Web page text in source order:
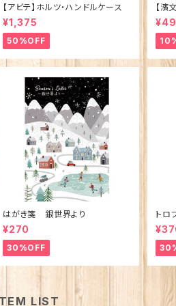
【アビテ】ホルツ・ハンドルケース
¥1,375
50%OFF
【濱
ュ
製)
はがき箋 銀世界より
¥270
30%OFF
トロ
LIST